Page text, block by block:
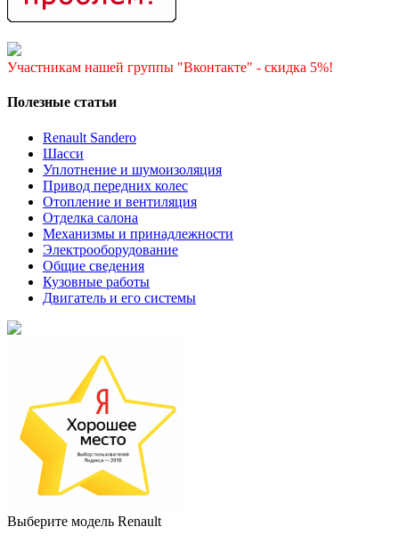
Участникам нашей группы "Вконтакте" - скидка 5%!
Полезные статьи
Renault Sandero
Шасси
Уплотнение и шумоизоляция
Привод передних колес
Отопление и вентиляция
Отделка салона
Механизмы и принадлежности
Электрооборудование
Общие сведения
Кузовные работы
Двигатель и его системы
Выберите модель Renault